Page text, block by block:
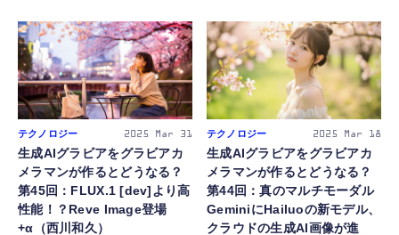
テクノロジー 2025 Mar 31
生成AIグラビアをグラビアカ
メラマンが作るとどうなる？
第45回：FLUX.1 [dev]より高
性能！？Reve Image登場
+α（西川和久）
テクノロジー 2025 Mar 18
生成AIグラビアをグラビアカ
メラマンが作るとどうなる？
第44回：真のマルチモーダル
GeminiにHailuoの新モデル、
クラウドの生成AI画像が進